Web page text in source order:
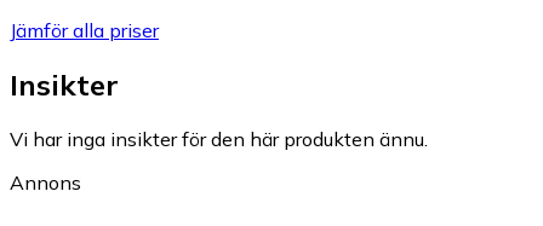
Jämför alla priser
Insikter
Vi har inga insikter för den här produkten ännu.
Annons